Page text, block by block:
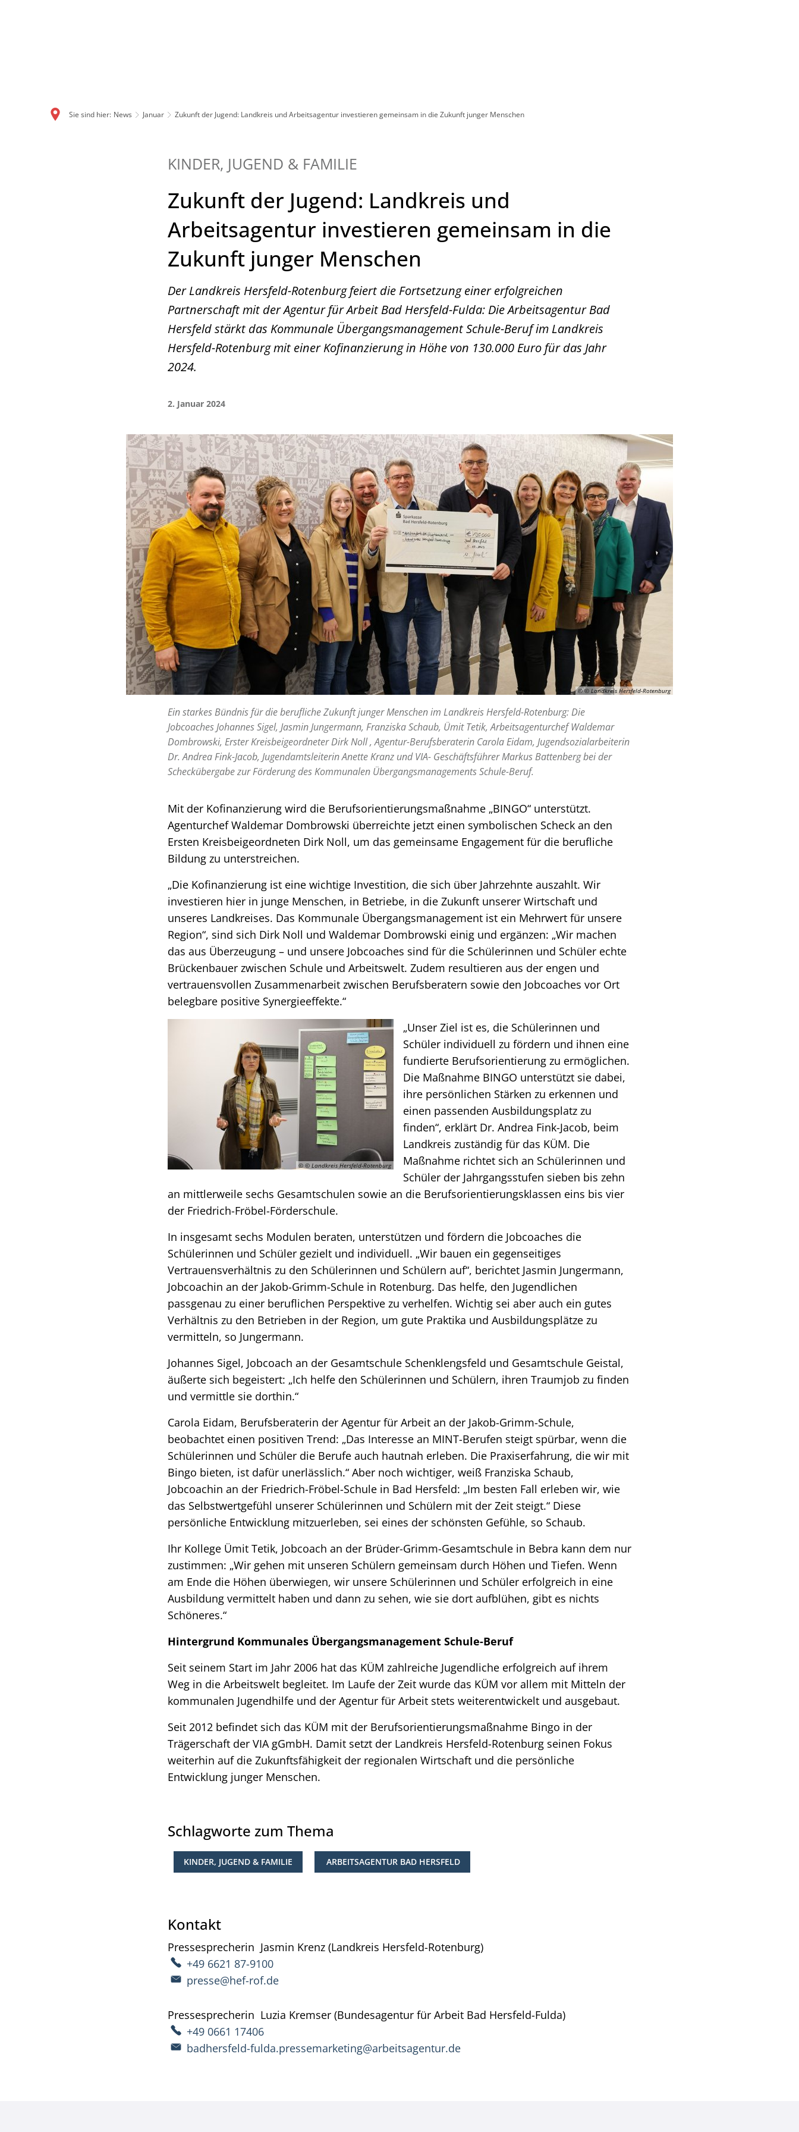
Sie sind hier: News Januar Zukunft der Jugend: Landkreis und Arbeitsagentur investieren gemeinsam in die Zukunft junger Menschen
KINDER, JUGEND & FAMILIE
Zukunft der Jugend: Landkreis und
Arbeitsagentur investieren gemeinsam in die
Zukunft junger Menschen
Der Landkreis Hersfeld-Rotenburg feiert die Fortsetzung einer erfolgreichen
Partnerschaft mit der Agentur für Arbeit Bad Hersfeld-Fulda: Die Arbeitsagentur Bad
Hersfeld stärkt das Kommunale Übergangsmanagement Schule-Beruf im Landkreis
Hersfeld-Rotenburg mit einer Kofinanzierung in Höhe von 130.000 Euro für das Jahr
2024.
2. Januar 2024
© © Landkreis Hersfeld-Rotenburg
Ein starkes Bündnis für die berufliche Zukunft junger Menschen im Landkreis Hersfeld-Rotenburg: Die
Jobcoaches Johannes Sigel, Jasmin Jungermann, Franziska Schaub, Ümit Tetik, Arbeitsagenturchef Waldemar
Dombrowski, Erster Kreisbeigeordneter Dirk Noll , Agentur-Berufsberaterin Carola Eidam, Jugendsozialarbeiterin
Dr. Andrea Fink-Jacob, Jugendamtsleiterin Anette Kranz und VIA- Geschäftsführer Markus Battenberg bei der
Scheckübergabe zur Förderung des Kommunalen Übergangsmanagements Schule-Beruf.
Mit der Kofinanzierung wird die Berufsorientierungsmaßnahme „BINGO“ unterstützt.
Agenturchef Waldemar Dombrowski überreichte jetzt einen symbolischen Scheck an den
Ersten Kreisbeigeordneten Dirk Noll, um das gemeinsame Engagement für die berufliche
Bildung zu unterstreichen.
„Die Kofinanzierung ist eine wichtige Investition, die sich über Jahrzehnte auszahlt. Wir
investieren hier in junge Menschen, in Betriebe, in die Zukunft unserer Wirtschaft und
unseres Landkreises. Das Kommunale Übergangsmanagement ist ein Mehrwert für unsere
Region“, sind sich Dirk Noll und Waldemar Dombrowski einig und ergänzen: „Wir machen
das aus Überzeugung – und unsere Jobcoaches sind für die Schülerinnen und Schüler echte
Brückenbauer zwischen Schule und Arbeitswelt. Zudem resultieren aus der engen und
vertrauensvollen Zusammenarbeit zwischen Berufsberatern sowie den Jobcoaches vor Ort
belegbare positive Synergieeffekte.“
© © Landkreis Hersfeld-Rotenburg
„Unser Ziel ist es, die Schülerinnen und
Schüler individuell zu fördern und ihnen eine
fundierte Berufsorientierung zu ermöglichen.
Die Maßnahme BINGO unterstützt sie dabei,
ihre persönlichen Stärken zu erkennen und
einen passenden Ausbildungsplatz zu
finden“, erklärt Dr. Andrea Fink-Jacob, beim
Landkreis zuständig für das KÜM. Die
Maßnahme richtet sich an Schülerinnen und
Schüler der Jahrgangsstufen sieben bis zehn
an mittlerweile sechs Gesamtschulen sowie an die Berufsorientierungsklassen eins bis vier
der Friedrich-Fröbel-Förderschule.
In insgesamt sechs Modulen beraten, unterstützen und fördern die Jobcoaches die
Schülerinnen und Schüler gezielt und individuell. „Wir bauen ein gegenseitiges
Vertrauensverhältnis zu den Schülerinnen und Schülern auf“, berichtet Jasmin Jungermann,
Jobcoachin an der Jakob-Grimm-Schule in Rotenburg. Das helfe, den Jugendlichen
passgenau zu einer beruflichen Perspektive zu verhelfen. Wichtig sei aber auch ein gutes
Verhältnis zu den Betrieben in der Region, um gute Praktika und Ausbildungsplätze zu
vermitteln, so Jungermann.
Johannes Sigel, Jobcoach an der Gesamtschule Schenklengsfeld und Gesamtschule Geistal,
äußerte sich begeistert: „Ich helfe den Schülerinnen und Schülern, ihren Traumjob zu finden
und vermittle sie dorthin.“
Carola Eidam, Berufsberaterin der Agentur für Arbeit an der Jakob-Grimm-Schule,
beobachtet einen positiven Trend: „Das Interesse an MINT-Berufen steigt spürbar, wenn die
Schülerinnen und Schüler die Berufe auch hautnah erleben. Die Praxiserfahrung, die wir mit
Bingo bieten, ist dafür unerlässlich.“ Aber noch wichtiger, weiß Franziska Schaub,
Jobcoachin an der Friedrich-Fröbel-Schule in Bad Hersfeld: „Im besten Fall erleben wir, wie
das Selbstwertgefühl unserer Schülerinnen und Schülern mit der Zeit steigt.“ Diese
persönliche Entwicklung mitzuerleben, sei eines der schönsten Gefühle, so Schaub.
Ihr Kollege Ümit Tetik, Jobcoach an der Brüder-Grimm-Gesamtschule in Bebra kann dem nur
zustimmen: „Wir gehen mit unseren Schülern gemeinsam durch Höhen und Tiefen. Wenn
am Ende die Höhen überwiegen, wir unsere Schülerinnen und Schüler erfolgreich in eine
Ausbildung vermittelt haben und dann zu sehen, wie sie dort aufblühen, gibt es nichts
Schöneres.“
Hintergrund Kommunales Übergangsmanagement Schule-Beruf
Seit seinem Start im Jahr 2006 hat das KÜM zahlreiche Jugendliche erfolgreich auf ihrem
Weg in die Arbeitswelt begleitet. Im Laufe der Zeit wurde das KÜM vor allem mit Mitteln der
kommunalen Jugendhilfe und der Agentur für Arbeit stets weiterentwickelt und ausgebaut.
Seit 2012 befindet sich das KÜM mit der Berufsorientierungsmaßnahme Bingo in der
Trägerschaft der VIA gGmbH. Damit setzt der Landkreis Hersfeld-Rotenburg seinen Fokus
weiterhin auf die Zukunftsfähigkeit der regionalen Wirtschaft und die persönliche
Entwicklung junger Menschen.
Schlagworte zum Thema
KINDER, JUGEND & FAMILIE ARBEITSAGENTUR BAD HERSFELD
Kontakt
Pressesprecherin Jasmin Krenz (Landkreis Hersfeld-Rotenburg)
+49 6621 87-9100
presse@hef-rof.de
Pressesprecherin Luzia Kremser (Bundesagentur für Arbeit Bad Hersfeld-Fulda)
+49 0661 17406
badhersfeld-fulda.pressemarketing@arbeitsagentur.de